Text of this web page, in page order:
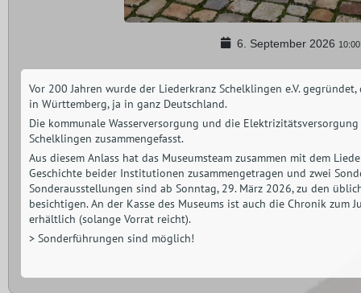
6. September 2026 10:00
Vor 200 Jahren wurde der Liederkranz Schelklingen e.V.
in Württemberg, ja in ganz Deutschland.
Die kommunale Wasserversorgung und die
Schelklingen zusammengefasst.
Aus diesem Anlass hat das Museumsteam zusammen mit dem
Geschichte beider Institutionen zusammengetragen und zwei
Sonderausstellungen sind ab Sonntag, 29. März 2026, zu den
besichtigen. An der Kasse des Museums ist auch die Chronik zum
erhältlich (solange Vorrat reicht).
> Sonderführungen sind möglich!